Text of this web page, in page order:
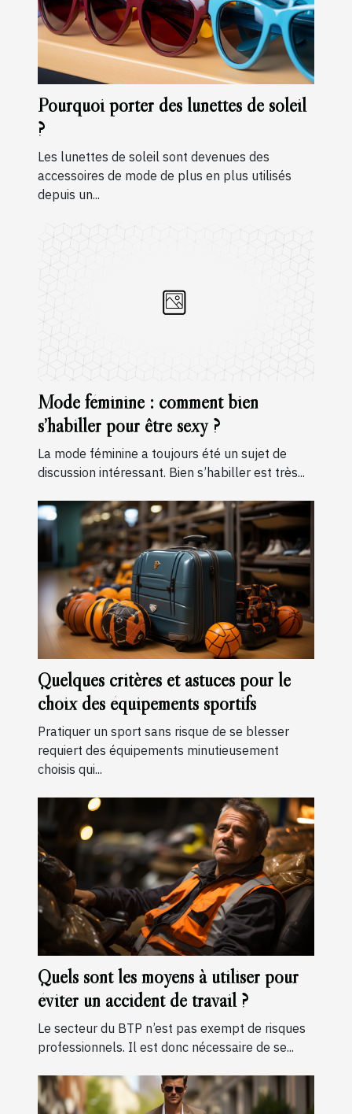
Pourquoi porter des lunettes de soleil
?
Les lunettes de soleil sont devenues des
accessoires de mode de plus en plus utilisés
depuis un...
Mode féminine : comment bien
s’habiller pour être sexy ?
La mode féminine a toujours été un sujet de
discussion intéressant. Bien s’habiller est très...
Quelques critères et astuces pour le
choix des équipements sportifs
Pratiquer un sport sans risque de se blesser
requiert des équipements minutieusement
choisis qui...
Quels sont les moyens à utiliser pour
éviter un accident de travail ?
Le secteur du BTP n’est pas exempt de risques
professionnels. Il est donc nécessaire de se...